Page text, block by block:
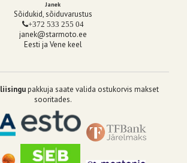
Janek
Sõidukid, sõiduvarustus
+372 533 255 04
janek@starmoto.ee
Eesti ja Vene keel
liisingupakkuja saate valida ostukorvis makset
sooritades.